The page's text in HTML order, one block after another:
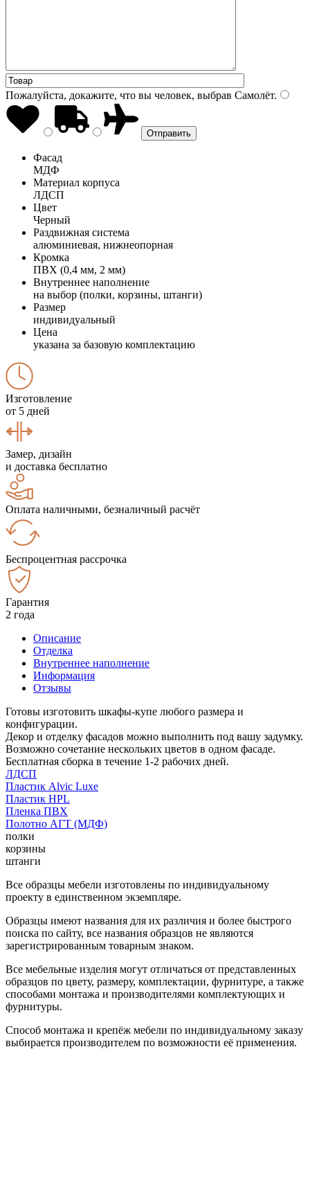
Пожалуйста, докажите, что вы человек, выбрав Самолёт.
Фасад
МДФ
Материал корпуса
ЛДСП
Цвет
Черный
Раздвижная система
алюминиевая, нижнеопорная
Кромка
ПВХ (0,4 мм, 2 мм)
Внутреннее наполнение
на выбор (полки, корзины, штанги)
Размер
индивидуальный
Цена
указана за базовую комплектацию
Изготовление
от 5 дней
Замер, дизайн
и доставка бесплатно
Оплата наличными, безналичный расчёт
Беспроцентная рассрочка
Гарантия
2 года
Описание
Отделка
Внутреннее наполнение
Информация
Отзывы
Готовы изготовить шкафы-купе любого размера и
конфигурации.
Декор и отделку фасадов можно выполнить под вашу задумку.
Возможно сочетание нескольких цветов в одном фасаде.
Бесплатная сборка в течение 1-2 рабочих дней.
ЛДСП
Пластик Alvic Luxe
Пластик HPL
Пленка ПВХ
Полотно АГТ (МДФ)
полки
корзины
штанги
Все образцы мебели изготовлены по индивидуальному
проекту в единственном экземпляре.
Образцы имеют названия для их различия и более быстрого
поиска по сайту, все названия образцов не являются
зарегистрированным товарным знаком.
Все мебельные изделия могут отличаться от представленных
образцов по цвету, размеру, комплектации, фурнитуре, а также
способами монтажа и производителями комплектующих и
фурнитуры.
Способ монтажа и крепёж мебели по индивидуальному заказу
выбирается производителем по возможности её применения.